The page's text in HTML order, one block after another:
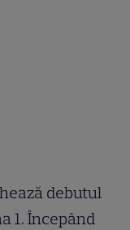
debutul
1. Începând